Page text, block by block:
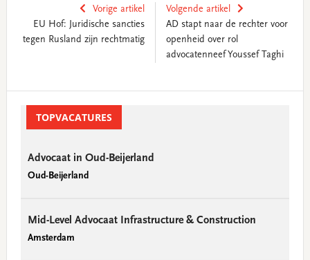
Vorige artikel
EU Hof: Juridische sancties
tegen Rusland zijn rechtmatig
Volgende artikel
AD stapt naar de rechter voor
openheid over rol
advocatenneef Youssef Taghi
SidebarTOPVACATURES
Advocaat in Oud-Beijerland
Oud-Beijerland
Mid-Level Advocaat Infrastructure & Construction
Amsterdam